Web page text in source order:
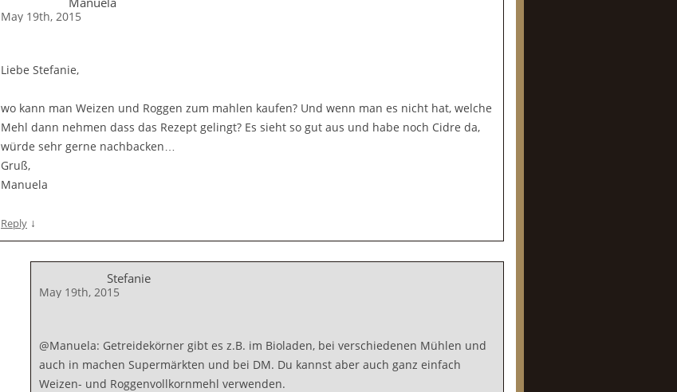
May 19th, 2015
Liebe Stefanie,
wo kann man Weizen und Roggen zum mahlen kaufen? Und wenn man es nicht hat, welche
Mehl dann nehmen dass das Rezept gelingt? Es sieht so gut aus und habe noch Cidre da,
würde sehr gerne nachbacken…
Gruß,
Manuela
Reply ↓
Stefanie
May 19th, 2015
@Manuela: Getreidekörner gibt es z.B. im Bioladen, bei verschiedenen Mühlen und
auch in machen Supermärkten und bei DM. Du kannst aber auch ganz einfach
Weizen- und Roggenvollkornmehl verwenden.